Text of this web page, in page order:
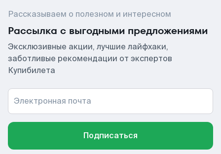
Рассказываем о полезном и интересном
Рассылка с выгодными предложениями
Эксклюзивные акции, лучшие лайфхаки,
заботливые рекомендации от экспертов
Купибилета
Электронная почта
Подписаться